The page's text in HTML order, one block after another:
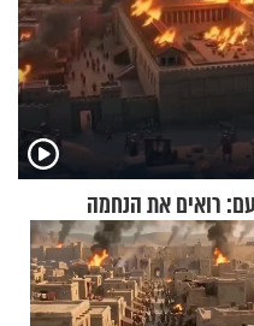
רואים את הנחמה